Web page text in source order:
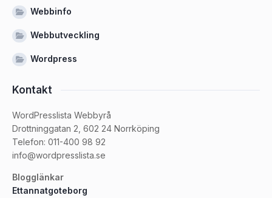
Webbinfo
Webbutveckling
Wordpress
Kontakt
WordPresslista Webbyrå
Drottninggatan 2, 602 24 Norrköping
Telefon: 011-400 98 92
info@wordpresslista.se
Blogglänkar
Ettannatgoteborg